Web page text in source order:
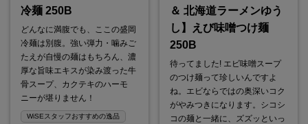
冷麺 250B
どんなに満腹でも、ここの盛岡
冷麺は別腹。強い弾力・噛みご
たえが自慢の麺はもちろん、濃
厚な旨味エキスが染み渡った牛
骨スープ、カクテキのハーモ
ニーが堪りません！
WiSEスタッフおすすめの逸品
＆ 北海道ラーメンゆう
し】えび味噌つけ麺
250B
待ってました! エビ味噌スープ
のつけ麺って珍しいんですよ
ね。エビならではの奥深いコク
がやみつきになります。シコシ
コの麺と一緒に、ズズッといっ